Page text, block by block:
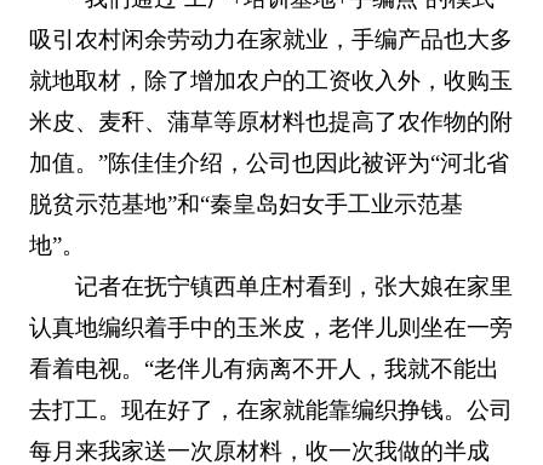
吸引农村闲余劳动力在家就业，手编产品也大多
就地取材，除了增加农户的工资收入外，收购玉
米皮、麦秆、蒲草等原材料也提高了农作物的附
加值。”陈佳佳介绍，公司也因此被评为“河北省
脱贫示范基地”和“秦皇岛妇女手工业示范基
地”。
记者在抚宁镇西单庄村看到，张大娘在家里
认真地编织着手中的玉米皮，老伴儿则坐在一旁
看着电视。“老伴儿有病离不开人，我就不能出
去打工。现在好了，在家就能靠编织挣钱。公司
每月来我家送一次原材料，收一次我做的半成